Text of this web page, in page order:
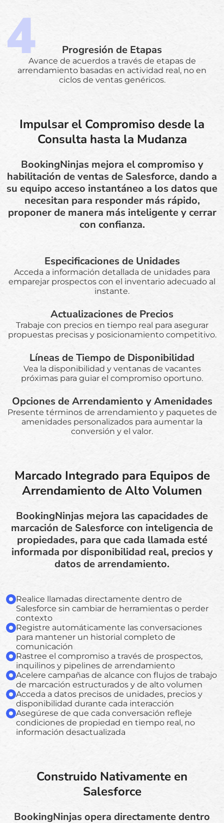
Progresión de Etapas
Avance de acuerdos a través de etapas de
arrendamiento basadas en actividad real, no en
ciclos de ventas genéricos.
Impulsar el Compromiso desde la
Consulta hasta la Mudanza
BookingNinjas mejora el compromiso y
habilitación de ventas de Salesforce, dando a
su equipo acceso instantáneo a los datos que
necesitan para responder más rápido,
proponer de manera más inteligente y cerrar
con confianza.
Especificaciones de Unidades
Acceda a información detallada de unidades para
emparejar prospectos con el inventario adecuado al
instante.
Actualizaciones de Precios
Trabaje con precios en tiempo real para asegurar
propuestas precisas y posicionamiento competitivo.
Líneas de Tiempo de Disponibilidad
Vea la disponibilidad y ventanas de vacantes
próximas para guiar el compromiso oportuno.
Opciones de Arrendamiento y Amenidades
Presente términos de arrendamiento y paquetes de
amenidades personalizados para aumentar la
conversión y el valor.
Marcado Integrado para Equipos de
Arrendamiento de Alto Volumen
BookingNinjas mejora las capacidades de
marcación de Salesforce con inteligencia de
propiedades, para que cada llamada esté
informada por disponibilidad real, precios y
datos de arrendamiento.
Realice llamadas directamente dentro de
Salesforce sin cambiar de herramientas o perder
contexto
Registre automáticamente las conversaciones
para mantener un historial completo de
comunicación
Rastree el compromiso a través de prospectos,
inquilinos y pipelines de arrendamiento
Acelere campañas de alcance con flujos de trabajo
de marcación estructurados y de alto volumen
Acceda a datos precisos de unidades, precios y
disponibilidad durante cada interacción
Asegúrese de que cada conversación refleje
condiciones de propiedad en tiempo real, no
información desactualizada
Construido Nativamente en
Salesforce
BookingNinjas opera directamente dentro